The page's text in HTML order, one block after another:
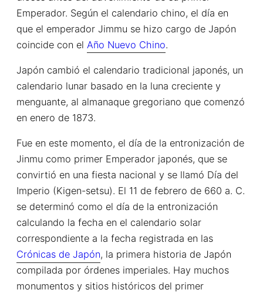
Emperador. Según el calendario chino, el día en
que el emperador Jimmu se hizo cargo de Japón
coincide con el Año Nuevo Chino.
Japón cambió el calendario tradicional japonés, un
calendario lunar basado en la luna creciente y
menguante, al almanaque gregoriano que comenzó
en enero de 1873.
Fue en este momento, el día de la entronización de
Jinmu como primer Emperador japonés, que se
convirtió en una fiesta nacional y se llamó Día del
Imperio (Kigen-setsu). El 11 de febrero de 660 a. C.
se determinó como el día de la entronización
calculando la fecha en el calendario solar
correspondiente a la fecha registrada en las
Crónicas de Japón, la primera historia de Japón
compilada por órdenes imperiales. Hay muchos
monumentos y sitios históricos del primer